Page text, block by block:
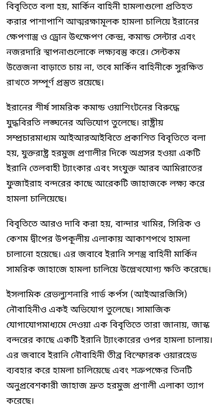
বিবৃতিতে বলা হয়, মার্কিন বাহিনী হামলাগুলো প্রতিহত
করার পাশাপাশি আত্মরক্ষামূলক হামলা চালিয়ে ইরানের
ক্ষেপণাস্ত্র ও ড্রোন উৎক্ষেপণ কেন্দ্র, কমান্ড সেন্টার এবং
নজরদারি স্থাপনাগুলোকে লক্ষ্যবস্তু করে। সেন্টকম
উত্তেজনা বাড়াতে চায় না, তবে মার্কিন বাহিনীকে সুরক্ষিত
রাখতে সম্পূর্ণ প্রস্তুত রয়েছে।
ইরানের শীর্ষ সামরিক কমান্ড ওয়াশিংটনের বিরুদ্ধে
যুদ্ধবিরতি লঙ্ঘনের অভিযোগ তুলেছে। রাষ্ট্রীয়
সম্প্রচারমাধ্যম আইআরআইবিতে প্রকাশিত বিবৃতিতে বলা
হয়, যুক্তরাষ্ট্র হরমুজ প্রণালীর দিকে অগ্রসর হওয়া একটি
ইরানি তেলবাহী ট্যাংকার এবং সংযুক্ত আরব আমিরাতের
ফুজাইরাহ বন্দরের কাছে আরেকটি জাহাজকে লক্ষ্য করে
হামলা চালিয়েছে।
বিবৃতিতে আরও দাবি করা হয়, বান্দার খামির, সিরিক ও
কেশম দ্বীপের উপকূলীয় এলাকায় আকাশপথে হামলা
চালানো হয়েছে। এর জবাবে ইরানি সশস্ত্র বাহিনী মার্কিন
সামরিক জাহাজে হামলা চালিয়ে উল্লেখযোগ্য ক্ষতি করেছে।
ইসলামিক রেভল্যুশনারি গার্ড কর্পস (আইআরজিসি)
নৌবাহিনীও একই অভিযোগ তুলেছে। সামাজিক
যোগাযোগমাধ্যমে দেওয়া এক বিবৃতিতে তারা জানায়, জাস্ক
বন্দরের কাছে একটি ইরানি ট্যাংকারের ওপর হামলা চালায়।
এর জবাবে ইরানি নৌবাহিনী তীব্র বিস্ফোরক ওয়ারহেড
ব্যবহার করে হামলা চালিয়েছে এবং শত্রুপক্ষের তিনটি
অনুপ্রবেশকারী জাহাজ দ্রুত হরমুজ প্রণালী এলাকা ত্যাগ
করেছে।